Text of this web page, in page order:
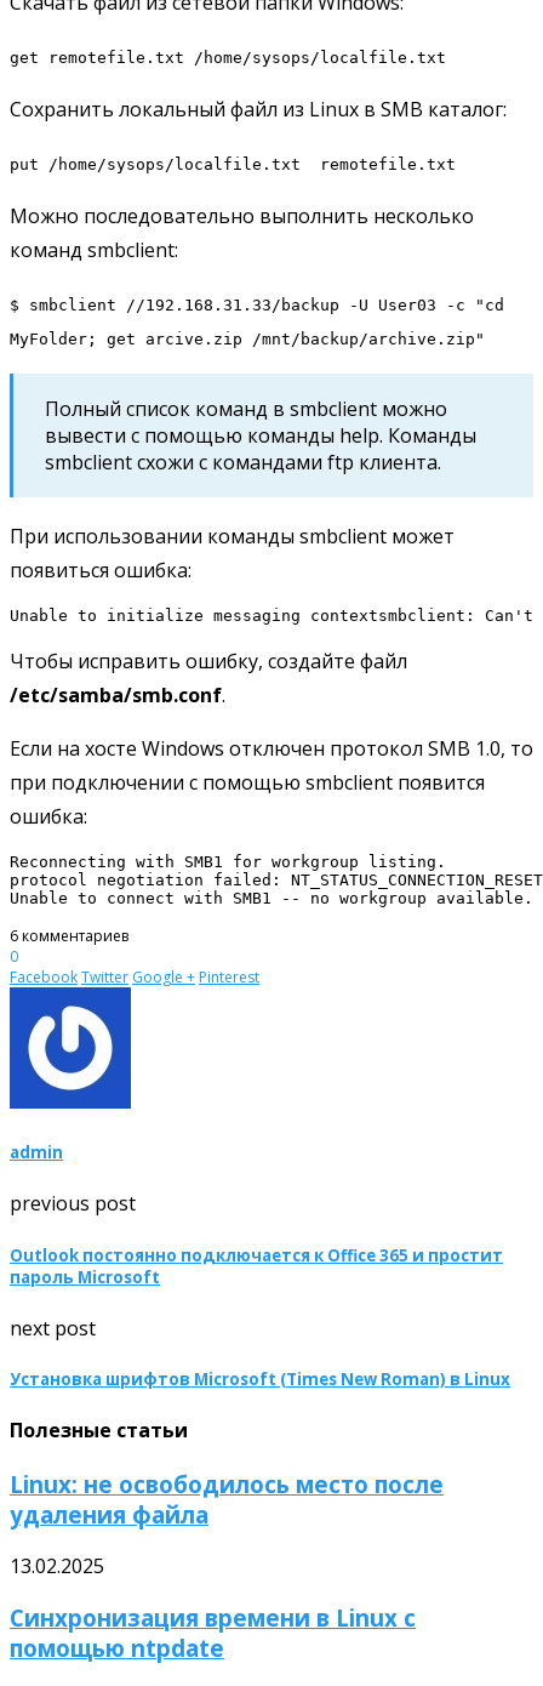
get remotefile.txt /home/sysops/localfile.txt
Сохранить локальный файл из Linux в SMB каталог:
put /home/sysops/localfile.txt remotefile.txt
Можно последовательно выполнить несколько
команд smbclient:
$ smbclient //192.168.31.33/backup -U User03 -c "cd
MyFolder; get arcive.zip /mnt/backup/archive.zip"
Полный список команд в smbclient можно
вывести с помощью команды help. Команды
smbclient схожи с командами ftp клиента.
При использовании команды smbclient может
появиться ошибка:
Unable to initialize messaging contextsmbclient:
Чтобы исправить ошибку, создайте файл
/etc/samba/smb.conf.
Если на хосте Windows отключен протокол SMB 1.0, то
при подключении с помощью smbclient появится
ошибка:
Reconnecting with SMB1 for workgroup listing.
protocol negotiation failed: NT_STATUS_CONNECTION_RESET
Unable to connect with SMB1 -- no workgroup available.
6 комментариев
0
FacebookTwitter Google + Pinterest
admin
previous post
Outlook постоянно подключается к Office 365 и простит
пароль Microsoft
next post
Установка шрифтов Microsoft (Times New Roman) в Linux
Полезные статьи
Linux: не освободилось место после
удаления файла
13.02.2025
Синхронизация времени в Linux с
помощью ntpdate